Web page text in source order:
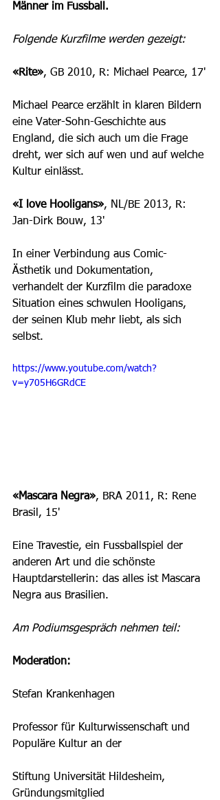
Männer im Fussball.
Folgende Kurzfilme werden gezeigt:
«Rite», GB 2010, R: Michael Pearce, 17'
Michael Pearce erzählt in klaren Bildern
eine Vater-Sohn-Geschichte aus
England, die sich auch um die Frage
dreht, wer sich auf wen und auf welche
Kultur einlässt.
«I love Hooligans», NL/BE 2013, R:
Jan-Dirk Bouw, 13'
In einer Verbindung aus Comic-
Ästhetik und Dokumentation,
verhandelt der Kurzfilm die paradoxe
Situation eines schwulen Hooligans,
der seinen Klub mehr liebt, als sich
selbst.
https://www.youtube.com/watch?
v=y705H6GRdCE
«Mascara Negra», BRA 2011, R: Rene
Brasil, 15'
Eine Travestie, ein Fussballspiel der
anderen Art und die schönste
Hauptdarstellerin: das alles ist Mascara
Negra aus Brasilien.
Am Podiumsgespräch nehmen teil:
Moderation:
Stefan Krankenhagen
Professor für Kulturwissenschaft und
Populäre Kultur an der
Stiftung Universität Hildesheim,
Gründungsmitglied